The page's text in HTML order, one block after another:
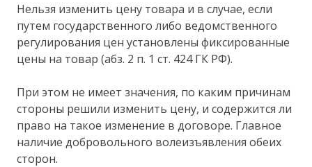
Нельзя изменить цену товара и в случае, если
путем государственного либо ведомственного
регулирования цен установлены фиксированные
цены на товар (абз. 2 п. 1 ст. 424 ГК РФ).
При этом не имеет значения, по каким причинам
стороны решили изменить цену, и содержится ли
право на такое изменение в договоре. Главное
наличие добровольного волеизъявления обеих
сторон.